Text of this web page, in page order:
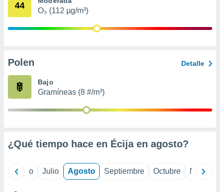
publicidad
de
1199
44
O₃ (112 µg/m³)
Polen Detalle
Bajo
Gramíneas (8 #/m³)
¿Qué tiempo hace en Écija en agosto?
Junio Julio Agosto Septiembre Octubre